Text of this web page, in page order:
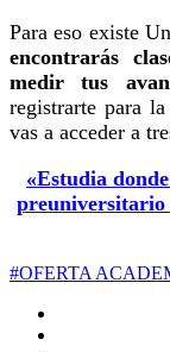
Para eso existe
encontrarás
medir tus
registrarte para la
vas a acceder a
«Estudia
preuniversitario
#OFERTA